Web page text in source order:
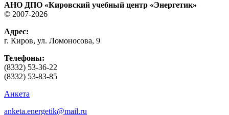
АНО ДПО «Кировский учебный центр «Энергетик»
© 2007-2026
Адрес:
г. Киров, ул. Ломоносова, 9
Телефоны:
(8332) 53-36-22
(8332) 53-83-85
Анкета
anketa.energetik@mail.ru